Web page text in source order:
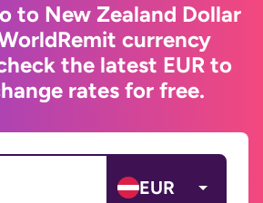
to New Zealand Dollar
currency
the latest EUR to
rates for free.
EUR